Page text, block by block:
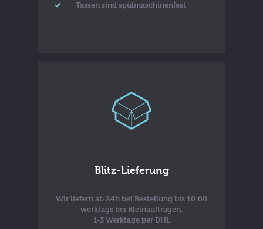
Tassen sind spülmaschinenfest
Blitz-Lieferung
Wir liefern ab 24h bei Bestellung bis 10:00
werktags bei Kleinaufträgen.
1-3 Werktage per DHL